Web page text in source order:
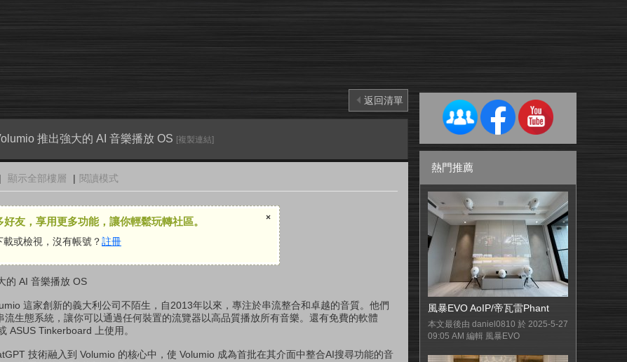
返回清單
推出強大的 AI 音樂播放 OS [複製連結]
| 顯示全部樓層 | 閱讀模式
友，享用更多功能，讓你輕鬆玩轉社區。
載或檢視，沒有帳號？註冊
×
的 AI 音樂播放 OS
這家創新的義大利公司不陌生，自2013年以來，專注於串流整合和卓越的音質。他們
生態系統，讓你可以通過任何裝置的流覽器以高品質播放所有音樂。還有免費的軟體
ASUS Tinkerboard 上使用。
技術融入到 Volumio 的核心中，使 Volumio 成為首批在其介面中整合AI搜尋功能的音
熱門推薦
風暴EVO AoIP/帝瓦雷Phant
本文最後由 daniel0810 於 2025-5-27
09:05 AM 編輯 風暴EVO